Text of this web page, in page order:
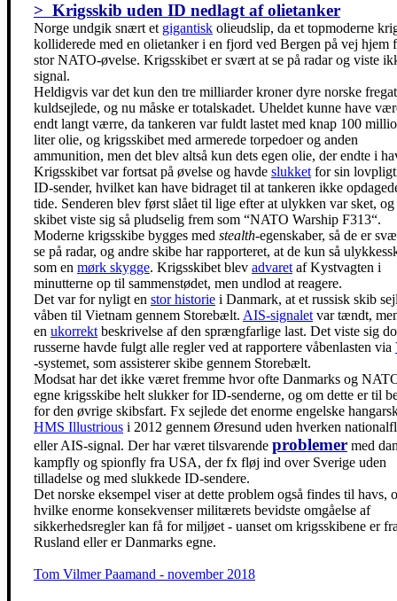
> Krigsskib uden ID nedlagt af olietanker
Norge undgik snært et gigantisk olieudslip, da et topmoderne
kolliderede med en olietanker i en fjord ved Bergen på vej hjem
stor NATO-øvelse. Krigsskibet er svært at se på radar og viste
signal.
Heldigvis var det kun den tre milliarder kroner dyre norske
kuldsejlede, og nu måske er totalskadet. Uheldet kunne have
endt langt værre, da tankeren var fuldt lastet med knap 100
liter olie, og krigsskibet med armerede torpedoer og anden
ammunition, men det blev altså kun dets egen olie, der endte i
Krigsskibet var fortsat på øvelse og havde slukket for sin
ID-sender, hvilket kan have bidraget til at tankeren ikke
tide. Senderen blev først slået til lige efter at ulykken var sket, og
skibet viste sig så pludselig frem som “NATO Warship F313“.
Moderne krigsskibe bygges med stealth-egenskaber, så de er
se på radar, og andre skibe har rapporteret, at de kun så
som en mørk skygge. Krigsskibet blev advaret af Kystvagten i
minutterne op til sammenstødet, men undlod at reagere.
Det var for nyligt en stor historie i Danmark, at et russisk skib
våben til Vietnam gennem Storebælt. AIS-signalet var tændt,
en ukorrekt beskrivelse af den sprængfarlige last. Det viste sig
russerne havde fulgt alle regler ved at rapportere våbenlasten via
-systemet, som assisterer skibe gennem Storebælt.
Modsat har det ikke været fremme hvor ofte Danmarks og
egne krigsskibe helt slukker for ID-senderne, og om dette er til
for den øvrige skibsfart. Fx sejlede det enorme engelske
HMS Illustrious i 2012 gennem Øresund uden hverken
ellerAIS-signal. Der har været tilsvarende problemer med
kampfly og spionfly fra USA, der fx fløj ind over Sverige uden
tilladelse og med slukkede ID-sendere.
Det norske eksempel viser at dette problem også findes til havs,
hvilke enorme konsekvenser militærets bevidste omgåelse af
sikkerhedsregler kan få for miljøet - uanset om krigsskibene er
Rusland eller er Danmarks egne.
Tom Vilmer Paamand - november 2018